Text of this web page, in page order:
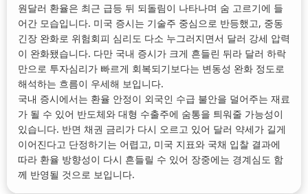
원달러 환율은 최근 급등 뒤 되돌림이 나타나며 숨 고르기에 들
어간 모습입니다. 미국 증시는 기술주 중심으로 반등했고, 중동
긴장 완화로 위험회피 심리도 다소 누그러지면서 달러 강세 압력
이 완화됐습니다. 다만 국내 증시가 크게 흔들린 뒤라 달러 하락
만으로 투자심리가 빠르게 회복되기보다는 변동성 완화 정도로
해석하는 흐름이 우세해 보입니다.
국내 증시에서는 환율 안정이 외국인 수급 불안을 덜어주는 재료
가 될 수 있어 반도체와 대형 수출주에 숨통을 틔워줄 가능성이
있습니다. 반면 채권 금리가 다시 오르고 있어 달러 약세가 길게
이어진다고 단정하기는 어렵고, 미국 지표와 국채 입찰 결과에
따라 환율 방향성이 다시 흔들릴 수 있어 장중에는 경계심도 함
께 반영될 것으로 보입니다.